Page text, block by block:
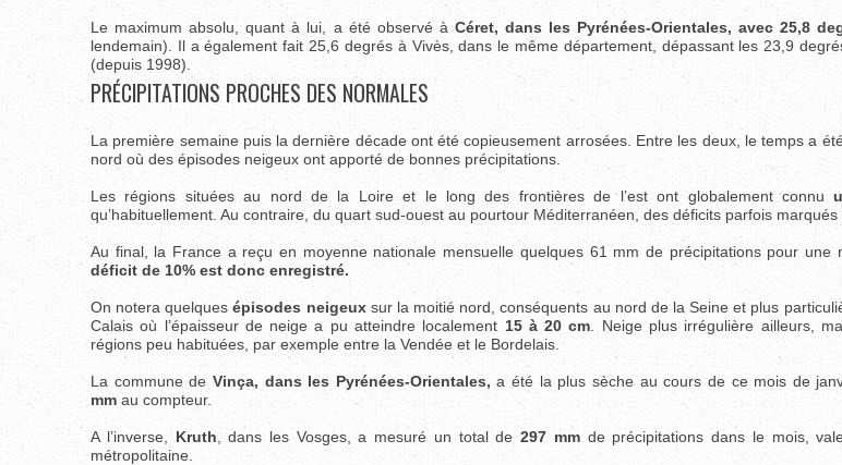
Le maximum absolu, quant à lui, a été observé à Céret, dans les Pyrénées-Orientales, avec 25,8
lendemain). Il a également fait 25,6 degrés à Vivès, dans le même département, dépassant les 23,9
(depuis 1998).
PRÉCIPITATIONS PROCHES DES NORMALES
La première semaine puis la dernière décade ont été copieusement arrosées. Entre les deux, le temps a
nord où des épisodes neigeux ont apporté de bonnes précipitations.
Les régions situées au nord de la Loire et le long des frontières de l’est ont globalement connu
qu’habituellement. Au contraire, du quart sud-ouest au pourtour Méditerranéen, des déficits parfois marqués
Au final, la France a reçu en moyenne nationale mensuelle quelques 61 mm de précipitations pour une
déficit de 10% est donc enregistré.
On notera quelques épisodes neigeux sur la moitié nord, conséquents au nord de la Seine et plus
Calais où l’épaisseur de neige a pu atteindre localement 15 à 20 cm . Neige plus irrégulière ailleurs,
régions peu habituées, par exemple entre la Vendée et le Bordelais.
La commune de Vinça, dans les Pyrénées-Orientales, a été la plus sèche au cours de ce mois de
mm au compteur.
A l’inverse, Kruth , dans les Vosges, a mesuré un total de 297 mm de précipitations dans le mois,
métropolitaine.